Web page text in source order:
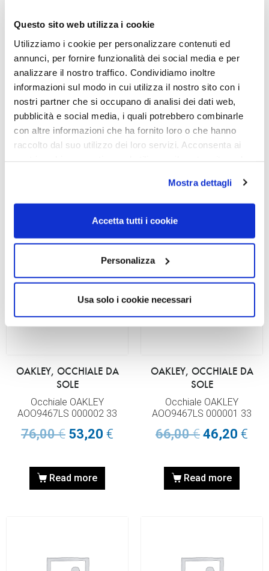
Questo sito web utilizza i cookie
Utilizziamo i cookie per personalizzare contenuti ed
annunci, per fornire funzionalità dei social media e per
analizzare il nostro traffico. Condividiamo inoltre
informazioni sul modo in cui utilizza il nostro sito con i
nostri partner che si occupano di analisi dei dati web,
pubblicità e social media, i quali potrebbero combinarle
con altre informazioni che ha fornito loro o che hanno
raccolto dal suo utilizzo dei loro servizi. Acconsenta ai
Mostra dettagli
Accetta tutti i cookie
Personalizza
Usa solo i cookie necessari
OAKLEY, OCCHIALE DA
SOLE
Occhiale OAKLEY
AOO9467LS 000004 33
76,00€ 53,20€
OAKLEY, OCCHIALE DA
SOLE
Occhiale OAKLEY
AOO9467LS 000003 33
76,00€ 53,20
OAKLEY, OCCHIALE DA
SOLE
Occhiale OAKLEY
AOO9467LS 000002 33
76,00€ 53,20 €
Read more
OAKLEY, OCCHIALE DA
SOLE
Occhiale OAKLEY
AOO9467LS 000001 33
66,00€ 46,20 €
Read more